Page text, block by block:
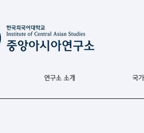
연구소 소개 국